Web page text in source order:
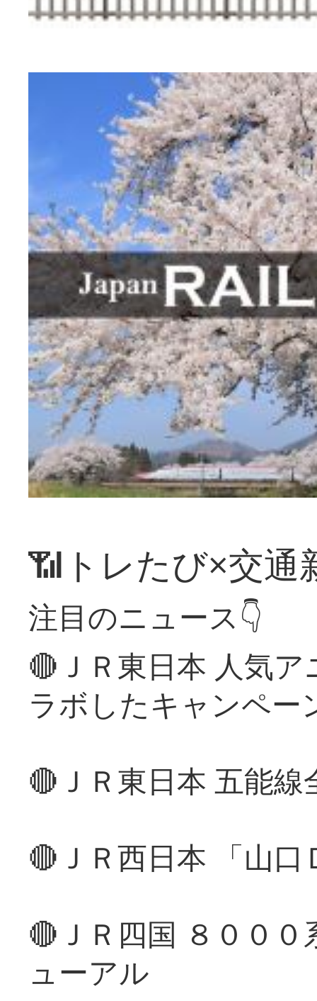
📶トレたび×交通
注目のニュース👇
🔴ＪＲ東日本 人気
ラボしたキャンペー
🔴ＪＲ東日本 五能
🔴ＪＲ西日本 「山
🔴ＪＲ四国 ８００
ューアル